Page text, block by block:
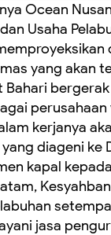
Ocean
Usaha
yang akan
Bahari
kerjanya
diageni ke
kapal
jasa